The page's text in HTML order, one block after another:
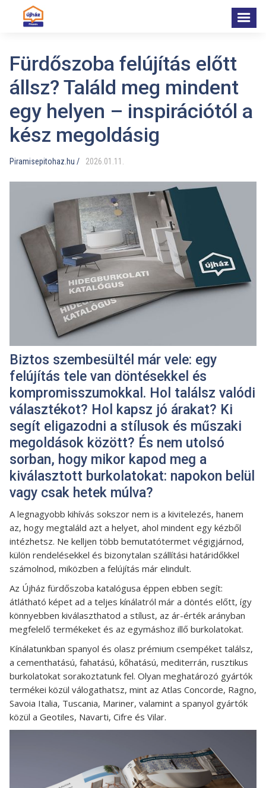
Fürdőszoba felújítás előtt
állsz? Találd meg mindent
egy helyen – inspirációtól a
kész megoldásig
Piramisepitohaz.hu / 2026 01 11
Biztos szembesültél már vele: egy
felújítás tele van döntésekkel és
kompromisszumokkal. Hol találsz valódi
választékot? Hol kapsz jó árakat? Ki
segít eligazodni a stílusok és műszaki
megoldások között? És nem utolsó
sorban, hogy mikor kapod meg a
kiválasztott burkolatokat: napokon belül
vagy csak hetek múlva?
A legnagyobb kihívás sokszor nem is a kivitelezés, hanem
az, hogy megtaláld azt a helyet, ahol mindent egy kézből
intézhetsz. Ne kelljen több bemutatótermet végigjárnod,
külön rendelésekkel és bizonytalan szállítási határidőkkel
számolnod, miközben a felújítás már elindult.
Az Újház fürdőszoba katalógusa éppen ebben segít:
átlátható képet ad a teljes kínálatról már a döntés előtt, így
könnyebben kiválaszthatod a stílust, az ár-érték arányban
megfelelő termékeket és az egymáshoz illő burkolatokat.
Kínálatunkban spanyol és olasz prémium csempéket találsz,
a cementhatású, fahatású, kőhatású, mediterrán, rusztikus
burkolatokat sorakoztatunk fel. Olyan meghatározó gyártók
termékei közül válogathatsz, mint az Atlas Concorde, Ragno,
Savoia Italia, Tuscania, Mariner, valamint a spanyol gyártók
közül a Geotiles, Navarti, Cifre és Vilar.